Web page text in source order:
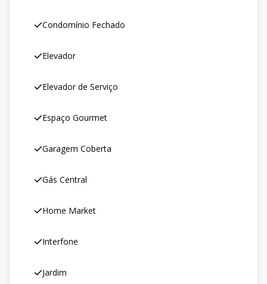
Condomínio Fechado
Elevador
Elevador de Serviço
Espaço Gourmet
Garagem Coberta
Gás Central
Home Market
Interfone
Jardim